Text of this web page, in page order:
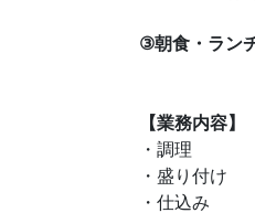
③朝食・ラン
【業務内容】
・調理
・盛り付け
・仕込み